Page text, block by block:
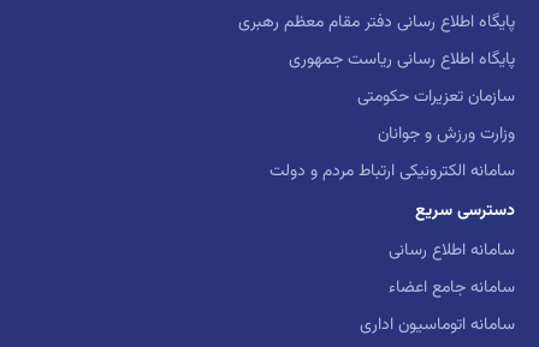
پایگاه اطلاع رسانی دفتر مقام معظم رهبری
پایگاه اطلاع رسانی ریاست جمهوری
سازمان تعزیرات حکومتی
وزارت ورزش و جوانان
سامانه الکترونیکی ارتباط مردم و دولت
دسترسی سریع
سامانه اطلاع رسانی
سامانه جامع اعضاء
سامانه اتوماسیون اداری